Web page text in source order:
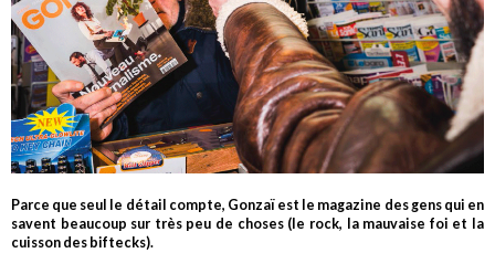
Parce que seul le détail compte, Gonzaï est le magazine des gens qui en
savent beaucoup sur très peu de choses (le rock, la mauvaise foi et la
cuisson des biftecks).